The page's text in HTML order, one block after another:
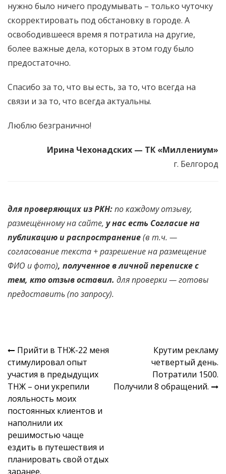
нужно было ничего продумывать – только чуточку
скорректировать под обстановку в городе. А
освободившееся время я потратила на другие,
более важные дела, которых в этом году было
предостаточно.
Спасибо за то, что вы есть, за то, что всегда на
связи и за то, что всегда актуальны.
Люблю безгранично!
Ирина Чехонадских — ТК «Миллениум»
г. Белгород
для проверяющих из РКН:по каждому отзыву,
размещённому на сайте, у нас есть Согласие на
публикацию и распространение(в т.ч. —
согласование текста + разрешение на размещение
ФИО и фото), полученное в личной переписке с
тем, кто отзыв оставил. для проверки —готовы
предоставить(по запросу).
Навигация
по
записям
Прийти в ТНЖ-22 меня
стимулировал опыт
участия в предыдущих
ТНЖ – они укрепили
лояльность моих
постоянных клиентов и
наполнили их
решимостью чаще
ездить в путешествия и
планировать свой отдых
заранее.
Крутим рекламу
четвертый день.
Потратили 1500.
Получили 8 обращений.